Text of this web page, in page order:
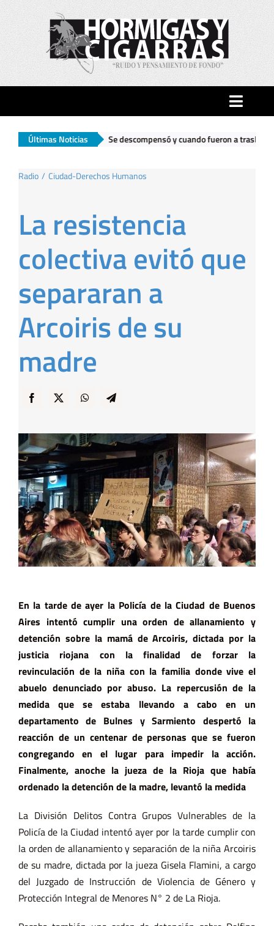
Toggle
Inicio
Ciudad
Actualidad
Hormigas…
… y Cigarras
Últimas Noticias
Se descompensó y cuando fueron a trasladarlo encontraron un
Radio Ciudad-Derechos Humanos
La resistencia
colectiva evitó que
separaran a
Arcoiris de su
madre
En la tarde de ayer la Policía de la Ciudad de Buenos
Aires intentó cumplir una orden de allanamiento y
detención sobre la mamá de Arcoiris, dictada por la
justicia riojana con la finalidad de forzar la
revinculación de la niña con la familia donde vive el
abuelo denunciado por abuso. La repercusión de la
medida que se estaba llevando a cabo en un
departamento de Bulnes y Sarmiento despertó la
reacción de un centenar de personas que se fueron
congregando en el lugar para impedir la acción.
Finalmente, anoche la jueza de la Rioja que había
ordenado la detención de la madre, levantó la medida
La División Delitos Contra Grupos Vulnerables de la
Policía de la Ciudad intentó ayer por la tarde cumplir con
la orden de allanamiento y separación de la niña Arcoiris
de su madre, dictada por la jueza Gisela Flamini, a cargo
del Juzgado de Instrucción de Violencia de Género y
Protección Integral de Menores N° 2 de La Rioja.